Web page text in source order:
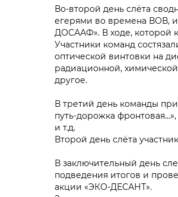
Во-второй день слёта
егерями во времена ВОВ,
ДОСААФ». В ходе, которой
Участники команд
оптической винтовки на
радиационной,
другое.
В третий день команды
путь-дорожка
и т.д.
Второй день слёта
В заключительный день
подведения итогов и
акции «ЭКО-ДЕСАНТ».